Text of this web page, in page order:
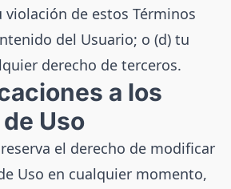
violación de estos Términos
del Usuario; o (d) tu
derecho de terceros.
a los
Uso
el derecho de modificar
Uso en cualquier momento,